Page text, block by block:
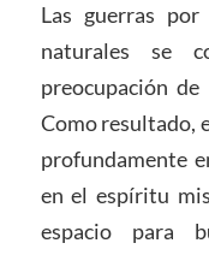
Las guerras
naturales se
preocupación
Como resultado,
profundamente
en el espíritu
espacio para